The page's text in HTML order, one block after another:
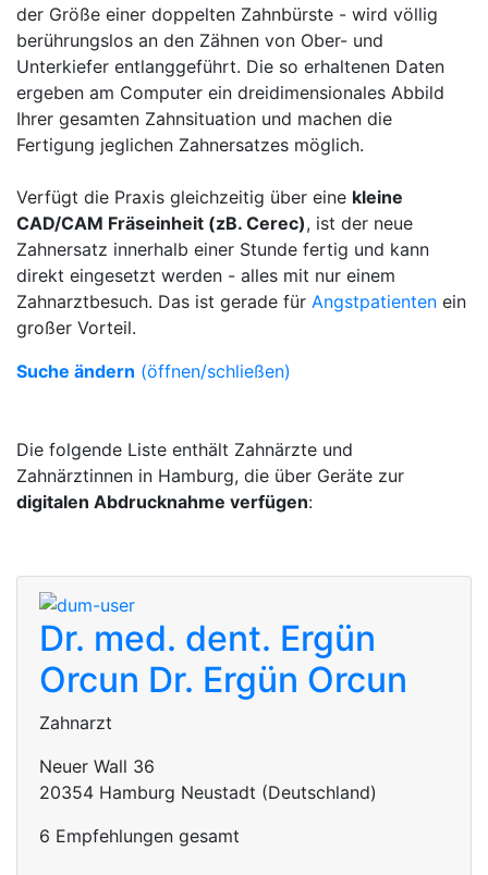
der Größe einer doppelten Zahnbürste - wird völlig
berührungslos an den Zähnen von Ober- und
Unterkiefer entlanggeführt. Die so erhaltenen Daten
ergeben am Computer ein dreidimensionales Abbild
Ihrer gesamten Zahnsituation und machen die
Fertigung jeglichen Zahnersatzes möglich.
Verfügt die Praxis gleichzeitig über eine kleine
CAD/CAM Fräseinheit (zB. Cerec), ist der neue
Zahnersatz innerhalb einer Stunde fertig und kann
direkt eingesetzt werden - alles mit nur einem
Zahnarztbesuch. Das ist gerade für Angstpatienten ein
großer Vorteil.
Suche ändern (öffnen/schließen)
Die folgende Liste enthält Zahnärzte und
Zahnärztinnen in Hamburg, die über Geräte zur
digitalen Abdrucknahme verfügen:
Dr. med. dent. Ergün
Orcun Dr. Ergün Orcun
Zahnarzt
Neuer Wall 36
20354 Hamburg Neustadt (Deutschland)
6 Empfehlungen gesamt